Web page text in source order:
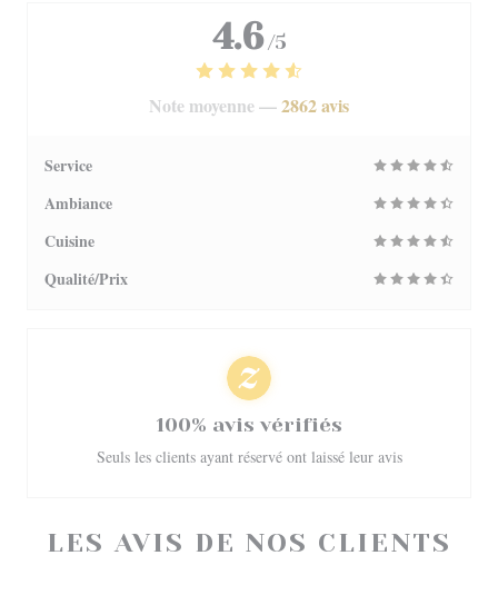
LES AVIS DE NOS CLIENTS
4.6 /5
Note moyenne —2862 avis
Service
Ambiance
Cuisine
Qualité/Prix
100% avis vérifiés
Seuls les clients ayant réservé ont laissé leur avis